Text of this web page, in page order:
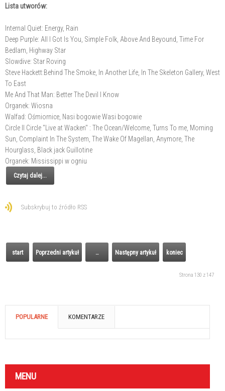
Lista utworów:
Internal Quiet: Energy, Rain
Deep Purple: All I Got Is You, Simple Folk, Above And Beyound, Time For
Bedlam, Highway Star
Slowdive: Star Roving
Steve Hackett:Behind The Smoke, In Another Life, In The Skeleton Gallery, West
To East
Me And That Man: Better The Devil I Know
Organek: Wiosna
Walfad: Ośmiornice, Nasi bogowie Wasi bogowie
Circle II Circle "Live at Wacken" : The Ocean/Welcome, Turns To me, Morning
Sun, Complaint In The System, The Wake Of Magellan, Anymore, The
Hourglass, Black jack Guillotine
Organek: Mississippi w ogniu
Czytaj dalej...
Subskrybuj to źródło RSS
start Poprzedni artykuł … Następny artykuł koniec
Strona 130 z 147
POPULARNE KOMENTARZE
MENU